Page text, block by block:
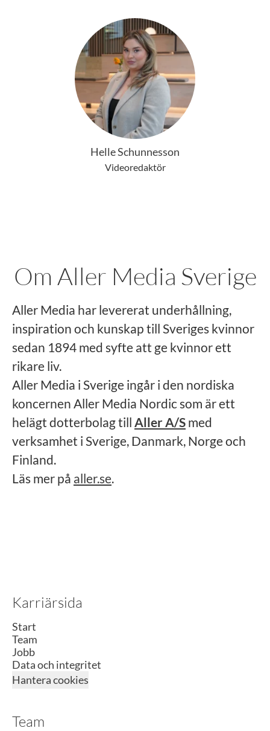
Helle Schunnesson
Videoredaktör
Om Aller Media Sverige
Aller Media har levererat underhållning,
inspiration och kunskap till Sveriges kvinnor
sedan 1894 med syfte att ge kvinnor ett
rikare liv.
Aller Media i Sverige ingår i den nordiska
koncernen Aller Media Nordic som är ett
helägt dotterbolag till Aller A/S med
verksamhet i Sverige, Danmark, Norge och
Finland.
Läs mer på aller.se.
Karriärsida
Start
Team
Jobb
Data och integritet
Hantera cookies
Team